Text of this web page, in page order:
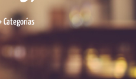
Categorías